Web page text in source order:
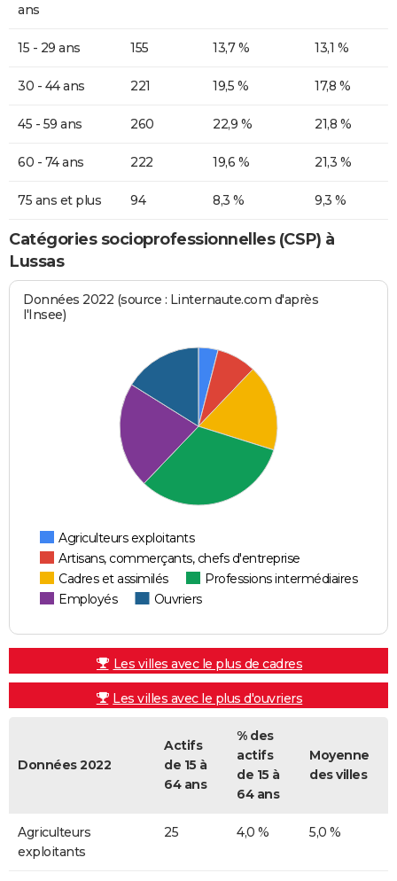
ans
15 - 29 ans 155 13,7 % 13,1 %
30 - 44 ans 221 19,5 % 17,8 %
45 - 59 ans 260 22,9 % 21,8 %
60 - 74 ans 222 19,6 % 21,3 %
75 ans et plus 94 8,3 % 9,3 %
Catégories socioprofessionnelles (CSP) à
Lussas
Données 2022 (source : Linternaute.com d'après
l'Insee)
Agriculteurs exploitants
Artisans, commerçants, chefs d'entreprise
Cadres et assimilés
Professions intermédiaires
Employés
Ouvriers
Les villes avec le plus de cadres
Les villes avec le plus d'ouvriers
Données 2022
Actifs
de 15 à
64 ans
% des
actifs
de 15 à
64 ans
Moyenne
des villes
Agriculteurs
exploitants
25 4,0 % 5,0 %